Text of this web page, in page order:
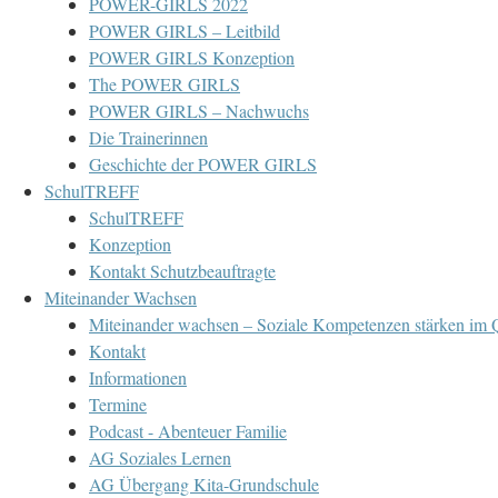
POWER GIRLS – Leitbild
POWER GIRLS Konzeption
The POWER GIRLS
POWER GIRLS – Nachwuchs
Die Trainerinnen
Geschichte der POWER GIRLS
SchulTREFF
SchulTREFF
Konzeption
Kontakt Schutzbeauftragte
Miteinander Wachsen
Miteinander wachsen – Soziale Kompetenzen stärken im
Kontakt
Informationen
Termine
Podcast - Abenteuer Familie
AG Soziales Lernen
AG Übergang Kita-Grundschule